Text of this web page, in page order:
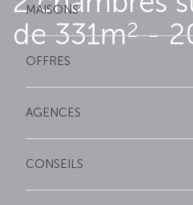
MAISONS
OFFRES
AGENCES
CONSEILS
de 331m2-